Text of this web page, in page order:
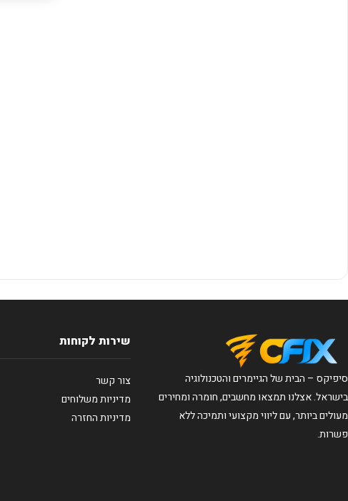
סיפיקס – הבית של הגיימרים והטכנולוגיה
בישראל. אצלנו תמצאו מחשבים, חומרה ומחירים
מעולים ביותר, עם ליווי מקצועי ותמיכה ללא
פשרות.
שירות לקוחות
צור קשר
מדיניות משלוחים
מדיניות החזרה